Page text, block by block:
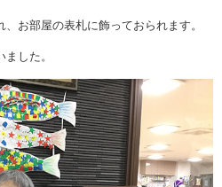
お部屋の表札に飾っておられます。
した。